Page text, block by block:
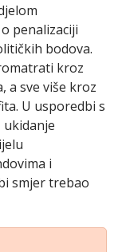
penalizaciji
bodova.
kroz
a sve više kroz
U usporedbi s
i
smjer trebao